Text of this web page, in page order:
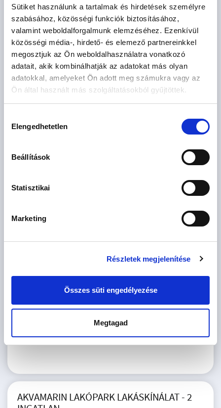
Sütiket használunk a tartalmak és hirdetések személyre
szabásához, közösségi funkciók biztosításához,
valamint weboldalforgalmunk elemzéséhez. Ezenkívül
közösségi média-, hirdető- és elemező partnereinkkel
megosztjuk az Ön weboldalhasználatra vonatkozó
adatait, akik kombinálhatják az adatokat más olyan
adatokkal, amelyeket Ön adott meg számukra vagy az
Ön által használt más szolgáltatásokból gyűjtöttek.
kiválasztása
Elengedhetetlen
Beállítások
Statisztikai
Marketing
Részletek megjelenítése
Összes süti engedélyezése
Megtagad
+36 70MUTAT
AJÁNLATOT KÉREK
Igen
adatkezelési
tájékoztatót.
marketing célú megkeresésekhez
* A kérdésre „Igen” válasz bejelölése esetén, az „Üzenet
küldése” gombra kattintva kijelentem, hogy az OTP Bank
Nyrt.Adatkezelési tájékoztatójánaktartalmát
Ajánlatkérés elküldése
AKVAMARIN LAKÓPARK LAKÁSKÍNÁLAT - 2